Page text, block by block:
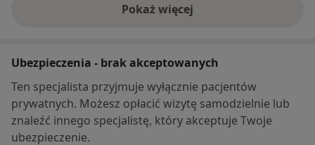
Pokaż więcej
o adresie
Ubezpieczenia - brak akceptowanych
Ten specjalista przyjmuje wyłącznie pacjentów
prywatnych. Możesz opłacić wizytę samodzielnie lub
znaleźć innego specjalistę, który akceptuje Twoje
ubezpieczenie.